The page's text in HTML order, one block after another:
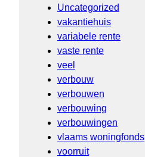
Uncategorized
vakantiehuis
variabele rente
vaste rente
veel
verbouw
verbouwen
verbouwing
verbouwingen
vlaams woningfonds
voorruit